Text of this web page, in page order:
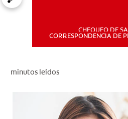
CHEQUEO DE
CORRESPONDENCIA DE
minutos leídos